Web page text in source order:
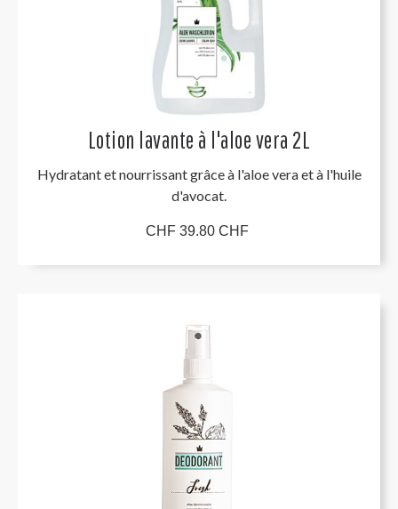
Lotion lavante à l'aloe vera 2L
Hydratant et nourrissant grâce à l'aloe vera et à l'huile
d'avocat.
CHF 39.80 CHF